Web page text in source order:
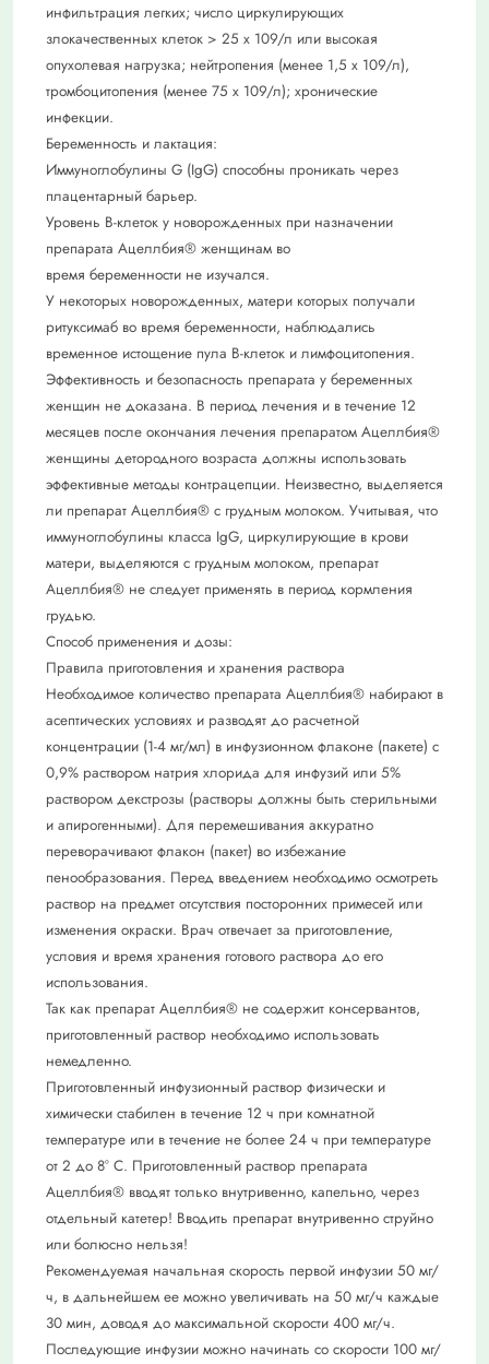
инфильтрация легких; число циркулирующих
злокачественных клеток > 25 х 109/л или высокая
опухолевая нагрузка; нейтропения (менее 1,5 х 109/л),
тромбоцитопения (менее 75 х 109/л); хронические
инфекции.
Беременность и лактация:
Иммуноглобулины G (IgG) способны проникать через
плацентарный барьер.
Уровень В-клеток у новорожденных при назначении
препарата Ацеллбия® женщинам во
время беременности не изучался.
У некоторых новорожденных, матери которых получали
ритуксимаб во время беременности, наблюдались
временное истощение пула В-клеток и лимфоцитопения.
Эффективность и безопасность препарата у беременных
женщин не доказана. В период лечения и в течение 12
месяцев после окончания лечения препаратом Ацеллбия®
женщины детородного возраста должны использовать
эффективные методы контрацепции. Неизвестно, выделяется
ли препарат Ацеллбия® с грудным молоком. Учитывая, что
иммуноглобулины класса IgG, циркулирующие в крови
матери, выделяются с грудным молоком, препарат
Ацеллбия® не следует применять в период кормления
грудью.
Способ применения и дозы:
Правила приготовления и хранения раствора
Необходимое количество препарата Ацеллбия® набирают в
асептических условиях и разводят до расчетной
концентрации (1-4 мг/мл) в инфузионном флаконе (пакете) с
0,9% раствором натрия хлорида для инфузий или 5%
раствором декстрозы (растворы должны быть стерильными
и апирогенными). Для перемешивания аккуратно
переворачивают флакон (пакет) во избежание
пенообразования. Перед введением необходимо осмотреть
раствор на предмет отсутствия посторонних примесей или
изменения окраски. Врач отвечает за приготовление,
условия и время хранения готового раствора до его
использования.
Так как препарат Ацеллбия® не содержит консервантов,
приготовленный раствор необходимо использовать
немедленно.
Приготовленный инфузионный раствор физически и
химически стабилен в течение 12 ч при комнатной
температуре или в течение не более 24 ч при температуре
от 2 до 8° С. Приготовленный раствор препарата
Ацеллбия® вводят только внутривенно, капельно, через
отдельный катетер! Вводить препарат внутривенно струйно
или болюсно нельзя!
Рекомендуемая начальная скорость первой инфузии 50 мг/
ч, в дальнейшем ее можно увеличивать на 50 мг/ч каждые
30 мин, доводя до максимальной скорости 400 мг/ч.
Последующие инфузии можно начинать со скорости 100 мг/